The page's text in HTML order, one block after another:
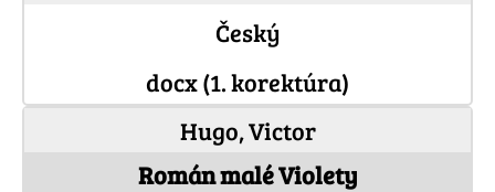
Český
docx (1. korektúra)
Hugo, Victor
Román malé Violety